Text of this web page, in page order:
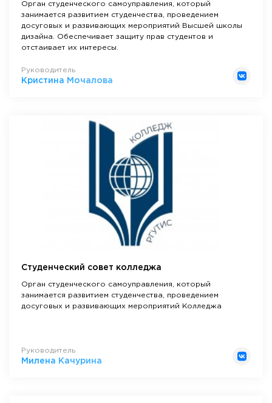
Орган студенческого самоуправления, который
занимается развитием студенчества, проведением
досуговых и развивающих мероприятий Высшей школы
дизайна. Обеспечивает защиту прав студентов и
отстаивает их интересы.
Руководитель
Кристина Мочалова
Студенческий совет колледжа
Орган студенческого самоуправления, который
занимается развитием студенчества, проведением
досуговых и развивающих мероприятий Колледжа
Руководитель
Милена Качурина